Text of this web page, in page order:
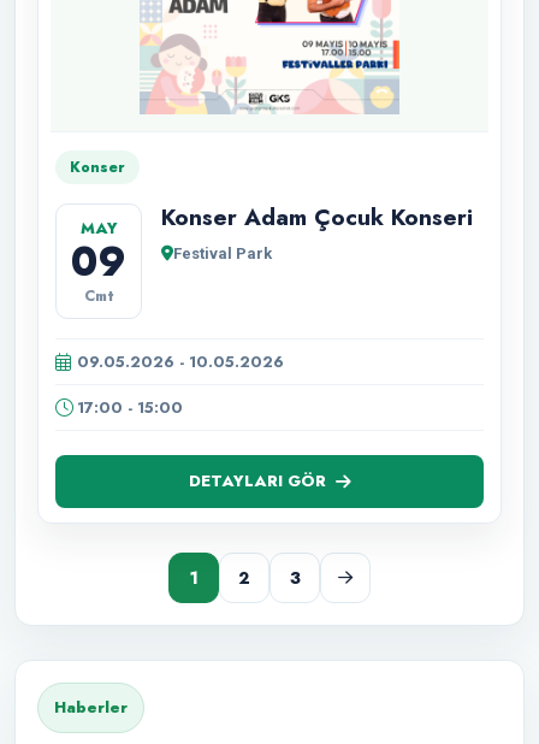
Konser
MAY
09
Cmt
Konser Adam Çocuk Konseri
Festival Park
09.05.2026 - 10.05.2026
17:00 - 15:00
DETAYLARI GÖR
1 2 3
Haberler